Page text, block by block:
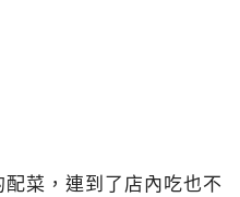
菜，連到了店內吃也不